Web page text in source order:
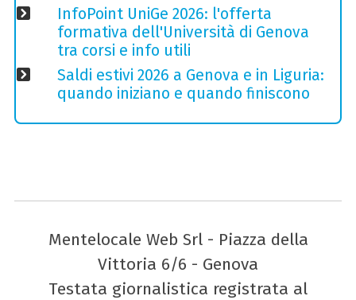
InfoPoint UniGe 2026: l'offerta
formativa dell'Università di Genova
tra corsi e info utili
Saldi estivi 2026 a Genova e in Liguria:
quando iniziano e quando finiscono
Mentelocale Web Srl - Piazza della
Vittoria 6/6 - Genova
Testata giornalistica registrata al